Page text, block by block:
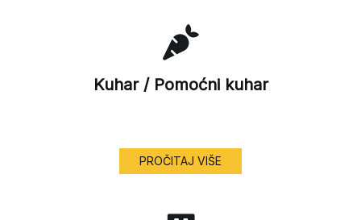
Kuhar / Pomoćni kuhar
PROČITAJ VIŠE